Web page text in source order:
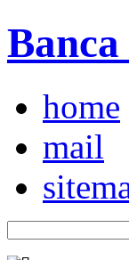
home
mail